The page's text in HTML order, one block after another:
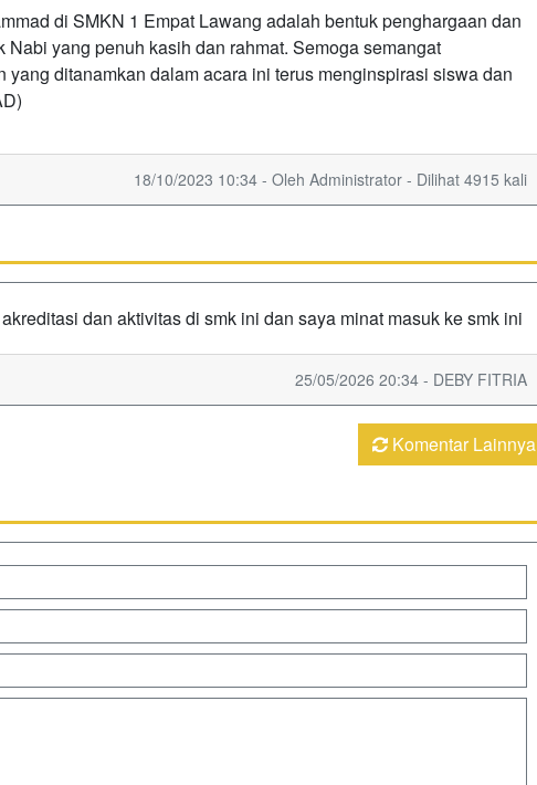
di SMKN 1 Empat Lawang adalah bentuk penghargaan dan
Nabi yang penuh kasih dan rahmat. Semoga semangat
yang ditanamkan dalam acara ini terus menginspirasi siswa dan
18/10/2023 10:34 - Oleh Administrator - Dilihat 4915 kali
dan aktivitas di smk ini dan saya minat masuk ke smk ini
25/05/2026 20:34 - DEBY FITRIA
Komentar Lainnya